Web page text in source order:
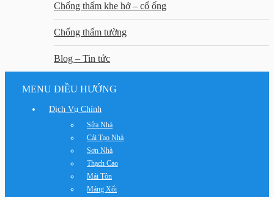
Chống thấm khe hở – cổ ống
Chống thấm tường
Blog – Tin tức
MENU ĐIỀU HƯỚNG
Dịch Vụ Chính
Sửa Nhà
Cải Tạo Nhà
Sơn Nhà
Thạch Cao
Mái Tôn
Máng Xối